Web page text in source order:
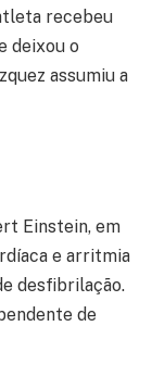
recebeu
deixou o
assumiu a
Einstein, em
e arritmia
desfibrilação.
de